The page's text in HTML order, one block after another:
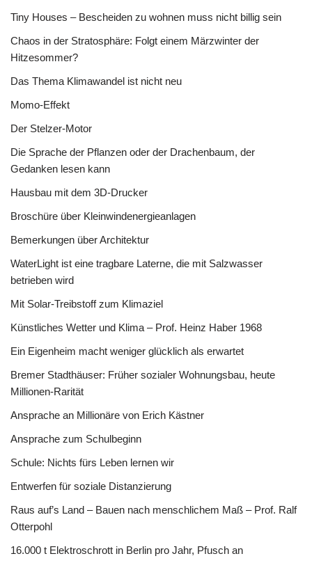
Tiny Houses – Bescheiden zu wohnen muss nicht billig sein
Chaos in der Stratosphäre: Folgt einem Märzwinter der
Hitzesommer?
Das Thema Klimawandel ist nicht neu
Momo-Effekt
Der Stelzer-Motor
Die Sprache der Pflanzen oder der Drachenbaum, der
Gedanken lesen kann
Hausbau mit dem 3D-Drucker
Broschüre über Kleinwindenergieanlagen
Bemerkungen über Architektur
WaterLight ist eine tragbare Laterne, die mit Salzwasser
betrieben wird
Mit Solar-Treibstoff zum Klimaziel
Künstliches Wetter und Klima – Prof. Heinz Haber 1968
Ein Eigenheim macht weniger glücklich als erwartet
Bremer Stadthäuser: Früher sozialer Wohnungsbau, heute
Millionen-Rarität
Ansprache an Millionäre von Erich Kästner
Ansprache zum Schulbeginn
Schule: Nichts fürs Leben lernen wir
Entwerfen für soziale Distanzierung
Raus auf’s Land – Bauen nach menschlichem Maß – Prof. Ralf
Otterpohl
16.000 t Elektroschrott in Berlin pro Jahr, Pfusch an